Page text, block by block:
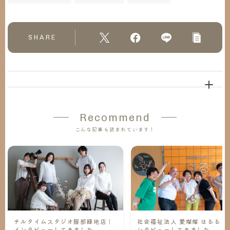
SHARE
Recommend
こんな記事も読まれています！
チルタイムスタジオ服部緑地店｜
社会福祉法人 愛燦燦 はるる｜